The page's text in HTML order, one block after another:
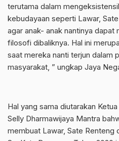
terutama dalam
kebudayaan seperti Lawar,
agar anak- anak nantinya dapat
filosofi dibaliknya. Hal ini
saat mereka nanti terjun dalam
masyarakat, ” ungkap Jaya
Hal yang sama diutarakan
Selly Dharmawijaya Mantra
membuat Lawar, Sate Renteng